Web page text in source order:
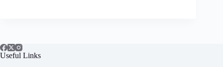
Useful Links